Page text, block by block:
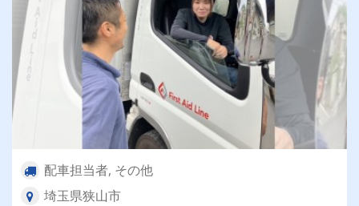
配車担当者, その他
埼玉県狭山市